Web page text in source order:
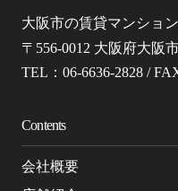
大阪市の賃貸マンショ
〒556-0012 大阪府大阪
TEL：06-6636-2828 /
Contents
会社概要